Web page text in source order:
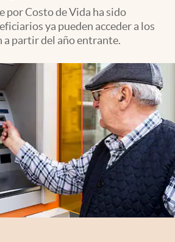
por Costo de Vida ha sido
ya pueden acceder a los
a partir del año entrante.